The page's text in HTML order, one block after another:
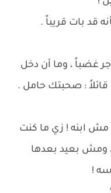
قد بات قريباً .
غضباً ، وما أن دخل
قائلاً : صحبتك حامل .
مش ابنه ! زي ما كنت
ومش بعيد بعدها
!